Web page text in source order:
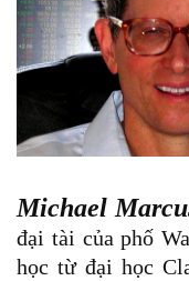
Michael
đại tài của phố
học từ đại học